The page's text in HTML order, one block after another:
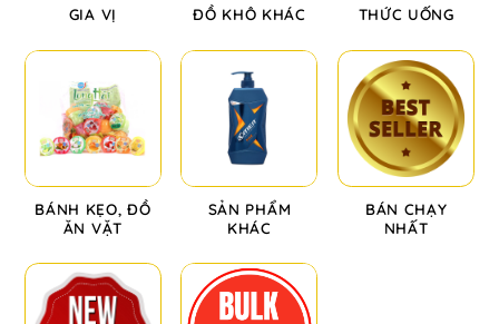
GIA VỊ ĐỒ KHÔ KHÁC THỨC UỐNG
BÁNH KẸO, ĐỒ
ĂN VẶT
SẢN PHẨM
KHÁC
BÁN CHẠY
NHẤT